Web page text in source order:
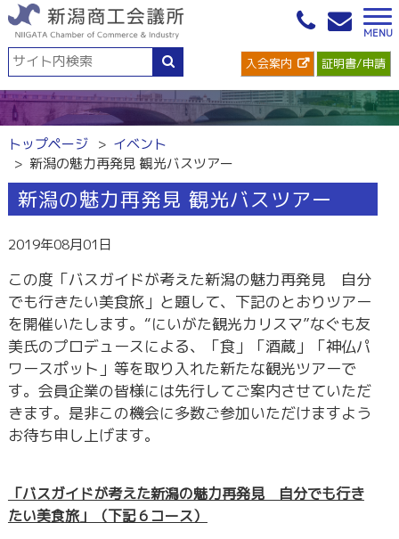
入会案内 証明書/申請
トップページ
イベント
新潟の魅力再発見 観光バスツアー
新潟の魅力再発見 観光バスツアー
2019年08月01日
この度「バスガイドが考えた新潟の魅力再発見 自分
でも行きたい美食旅」と題して、下記のとおりツアー
を開催いたします。“にいがた観光カリスマ”なぐも友
美氏のプロデュースによる、「食」「酒蔵」「神仏パ
ワースポット」等を取り入れた新たな観光ツアーで
す。会員企業の皆様には先行してご案内させていただ
きます。是非この機会に多数ご参加いただけますよう
お待ち申し上げます。
「バスガイドが考えた新潟の魅力再発見 自分でも行き
たい美食旅」（下記６コース）